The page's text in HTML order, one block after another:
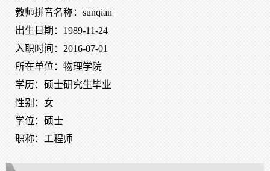
教师拼音名称：sunqian
出生日期：1989-11-24
入职时间：2016-07-01
所在单位：物理学院
学历：硕士研究生毕业
性别：女
学位：硕士
职称：工程师